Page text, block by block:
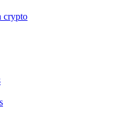
crypto